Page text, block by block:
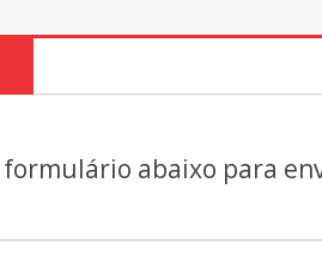
abaixo para